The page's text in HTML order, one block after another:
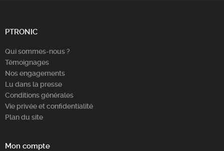
PTRONIC
Qui sommes-nous ?
Témoignages
Nos engagements
Lu dans la presse
Conditions générales
Vie privée et confidentialité
Plan du site
Mon compte